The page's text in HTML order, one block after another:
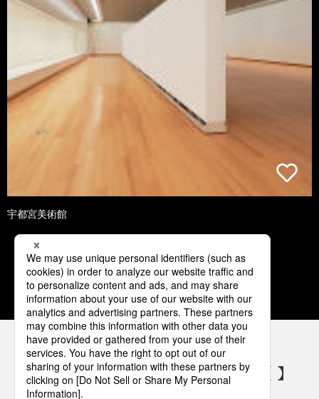
宇都宮美術館
1 2 3 4 5
パナソニックの電気設備 SNSアカウント